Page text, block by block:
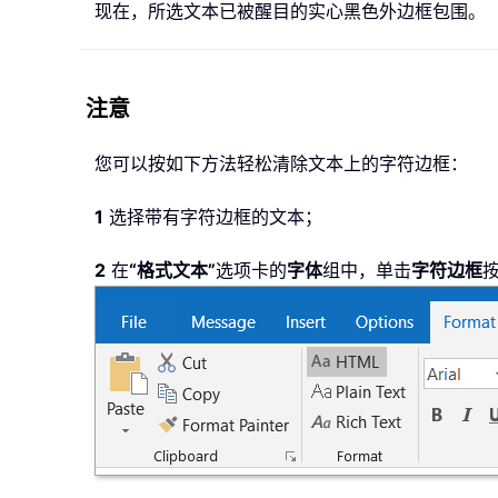
现在，所选文本已被醒目的实心黑色外边框包围。
注意
您可以按如下方法轻松清除文本上的字符边框：
1 选择带有字符边框的文本；
2 在“格式文本”选项卡的字体组中，单击字符边框